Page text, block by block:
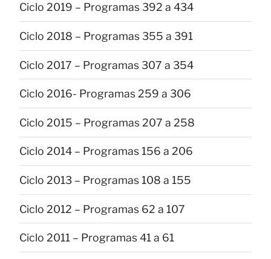
Ciclo 2019 – Programas 392 a 434
Ciclo 2018 – Programas 355 a 391
Ciclo 2017 – Programas 307 a 354
Ciclo 2016- Programas 259 a 306
Ciclo 2015 – Programas 207 a 258
Ciclo 2014 – Programas 156 a 206
Ciclo 2013 – Programas 108 a 155
Ciclo 2012 – Programas 62 a 107
Ciclo 2011 – Programas 41 a 61